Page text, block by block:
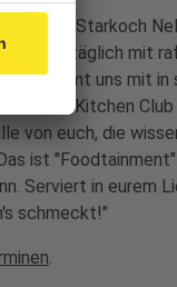
Radio. Starkoch
er uns täglich mit
nimmt uns mit in
ein. Der Kitchen
von euch, die
ist
Serviert in eurem
schmeckt!"
.